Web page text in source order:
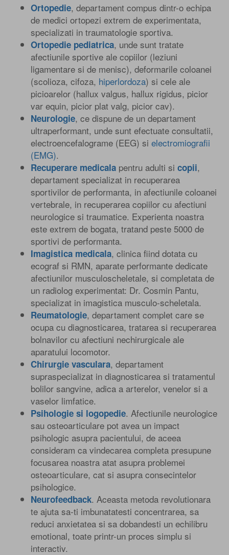
Ortopedie, departament compus dintr-o echipa
de medici ortopezi extrem de experimentata,
specializati in traumatologie sportiva.
Ortopedie pediatrica, unde sunt tratate
afectiunile sportive ale copiilor (leziuni
ligamentare si de menisc), deformarile coloanei
(scolioza, cifoza, hiperlordoza) si cele ale
picioarelor (hallux valgus, hallux rigidus, picior
var equin, picior plat valg, picior cav).
Neurologie, ce dispune de un departament
ultraperformant, unde sunt efectuate consultatii,
electroencefalograme (EEG) si electromiografii
(EMG).
Recuperare medicala pentru adulti si copii,
departament specializat in recuperarea
sportivilor de performanta, in afectiunile coloanei
vertebrale, in recuperarea copiilor cu afectiuni
neurologice si traumatice. Experienta noastra
este extrem de bogata, tratand peste 5000 de
sportivi de performanta.
Imagistica medicala, clinica fiind dotata cu
ecograf si RMN, aparate performante dedicate
afectiunilor musculoscheletale, si completata de
un radiolog experimentat: Dr. Cosmin Pantu,
specializat in imagistica musculo-scheletala.
Reumatologie, departament complet care se
ocupa cu diagnosticarea, tratarea si recuperarea
bolnavilor cu afectiuni nechirurgicale ale
aparatului locomotor.
Chirurgie vasculara, departament
supraspecializat in diagnosticarea si tratamentul
bolilor sangvine, adica a arterelor, venelor si a
vaselor limfatice.
Psihologie si logopedie. Afectiunile neurologice
sau osteoarticulare pot avea un impact
psihologic asupra pacientului, de aceea
consideram ca vindecarea completa presupune
focusarea noastra atat asupra problemei
osteoarticulare, cat si asupra consecintelor
psihologice.
Neurofeedback. Aceasta metoda revolutionara
te ajuta sa-ti imbunatatesti concentrarea, sa
reduci anxietatea si sa dobandesti un echilibru
emotional, toate printr-un proces simplu si
interactiv.